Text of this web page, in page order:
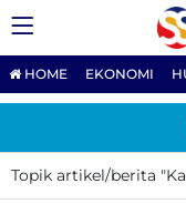
HOME EKONOMI
Topik artikel/berita